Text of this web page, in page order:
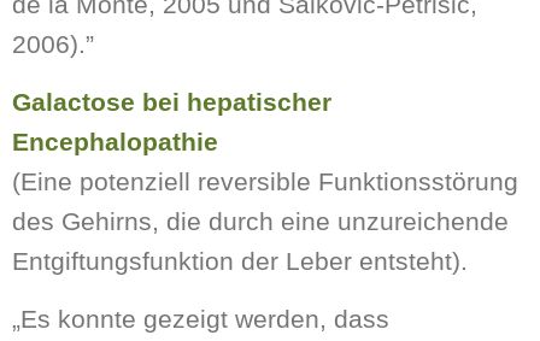
2006).”
Galactose bei hepatischer
Encephalopathie
(Eine potenziell reversible Funktionsstörung
des Gehirns, die durch eine unzureichende
Entgiftungsfunktion der Leber entsteht).
„Es konnte gezeigt werden, dass